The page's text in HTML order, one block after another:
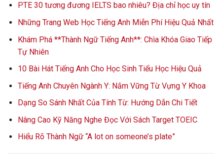
PTE 30 tương đương IELTS bao nhiêu? Địa chỉ học uy tín
Những Trang Web Học Tiếng Anh Miễn Phí Hiệu Quả Nhất
Khám Phá **Thành Ngữ Tiếng Anh**: Chìa Khóa Giao Tiếp
Tự Nhiên
10 Bài Hát Tiếng Anh Cho Học Sinh Tiểu Học Hiệu Quả
Tiếng Anh Chuyên Ngành Y: Nắm Vững Từ Vựng Y Khoa
Dạng So Sánh Nhất Của Tính Từ: Hướng Dẫn Chi Tiết
Nâng Cao Kỹ Năng Nghe Đọc Với Sách Target TOEIC
Hiểu Rõ Thành Ngữ “A lot on someone’s plate”